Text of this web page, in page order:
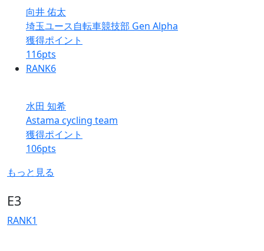
向井 佑太
埼玉ユース自転車競技部 Gen Alpha
獲得ポイント
116pts
RANK6
水田 知希
Astama cycling team
獲得ポイント
106pts
もっと見る
E3
RANK1